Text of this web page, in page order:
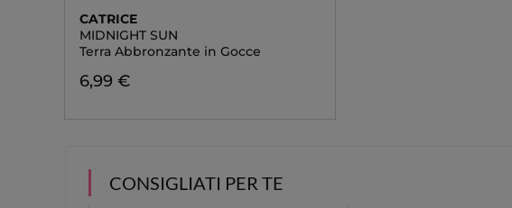
CATRICE
MIDNIGHT SUN
Terra Abbronzante in Gocce
6,99 €
CONSIGLIATI PER TE